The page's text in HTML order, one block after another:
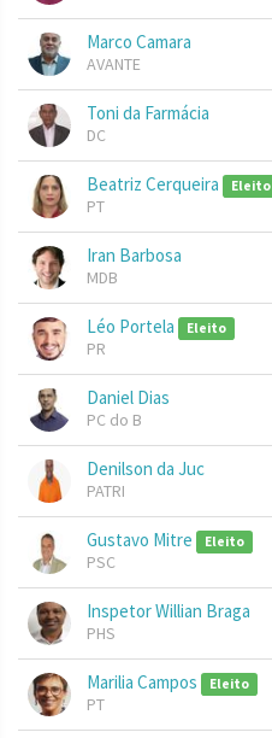
Marco Camara
AVANTE
Toni da Farmácia
DC
Beatriz Cerqueira Eleito
PT
Iran Barbosa
MDB
Léo Portela Eleito
PR
Daniel Dias
PC do B
Denilson da Juc
PATRI
Gustavo Mitre Eleito
PSC
Inspetor Willian Braga
PHS
Marilia Campos Eleito
PT